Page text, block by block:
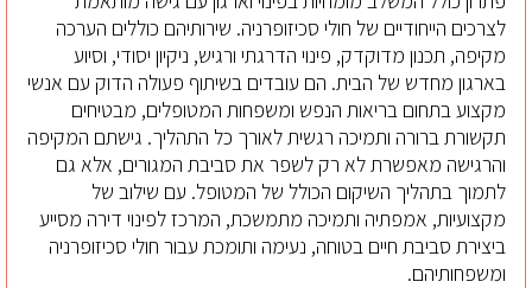
לצרכים הייחודיים של חולי סכיזופרניה. שירותיהם כוללים הערכה
מקיפה, תכנון מדוקדק, פינוי הדרגתי ורגיש, ניקיון יסודי, וסיוע
בארגון מחדש של הבית. הם עובדים בשיתוף פעולה הדוק עם אנשי
מקצוע בתחום בריאות הנפש ומשפחות המטופלים, מבטיחים
תקשורת ברורה ותמיכה רגשית לאורך כל התהליך. גישתם המקיפה
והרגישה מאפשרת לא רק לשפר את סביבת המגורים, אלא גם
לתמוך בתהליך השיקום הכולל של המטופל. עם שילוב של
מקצועיות, אמפתיה ותמיכה מתמשכת, המרכז לפינוי דירה מסייע
ביצירת סביבת חיים בטוחה, נעימה ותומכת עבור חולי סכיזופרניה
ומשפחותיהם.